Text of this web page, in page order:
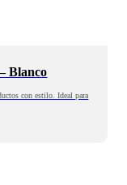
Blanco
con estilo. Ideal para